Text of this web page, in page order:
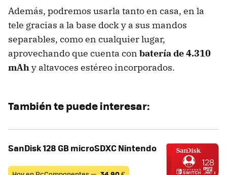
Además, podremos usarla tanto en casa, en la
tele gracias a la base dock y a sus mandos
separables, como en cualquier lugar,
aprovechando que cuenta con batería de 4.310
mAhy altavoces estéreo incorporados.
También te puede interesar:
SanDisk 128 GB microSDXC Nintendo